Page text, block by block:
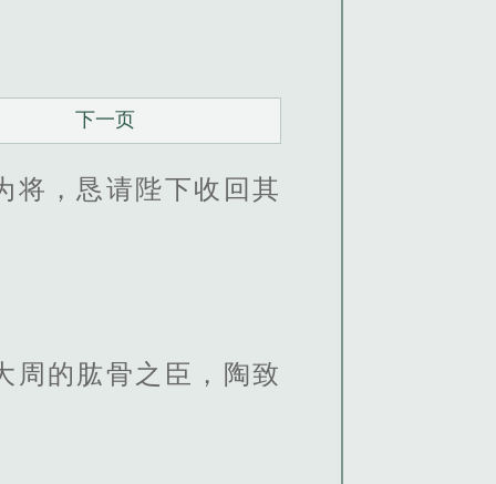
下一页
将，恳请陛下收回其
周的肱骨之臣，陶致